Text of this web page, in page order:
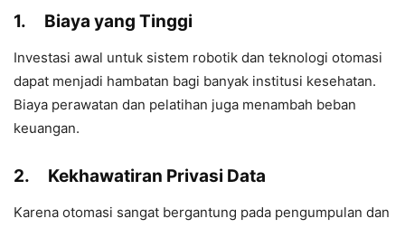
1. Biaya yang Tinggi
Investasi awal untuk sistem robotik dan teknologi otomasi
dapat menjadi hambatan bagi banyak institusi kesehatan.
Biaya perawatan dan pelatihan juga menambah beban
keuangan.
2. Kekhawatiran Privasi Data
Karena otomasi sangat bergantung pada pengumpulan dan